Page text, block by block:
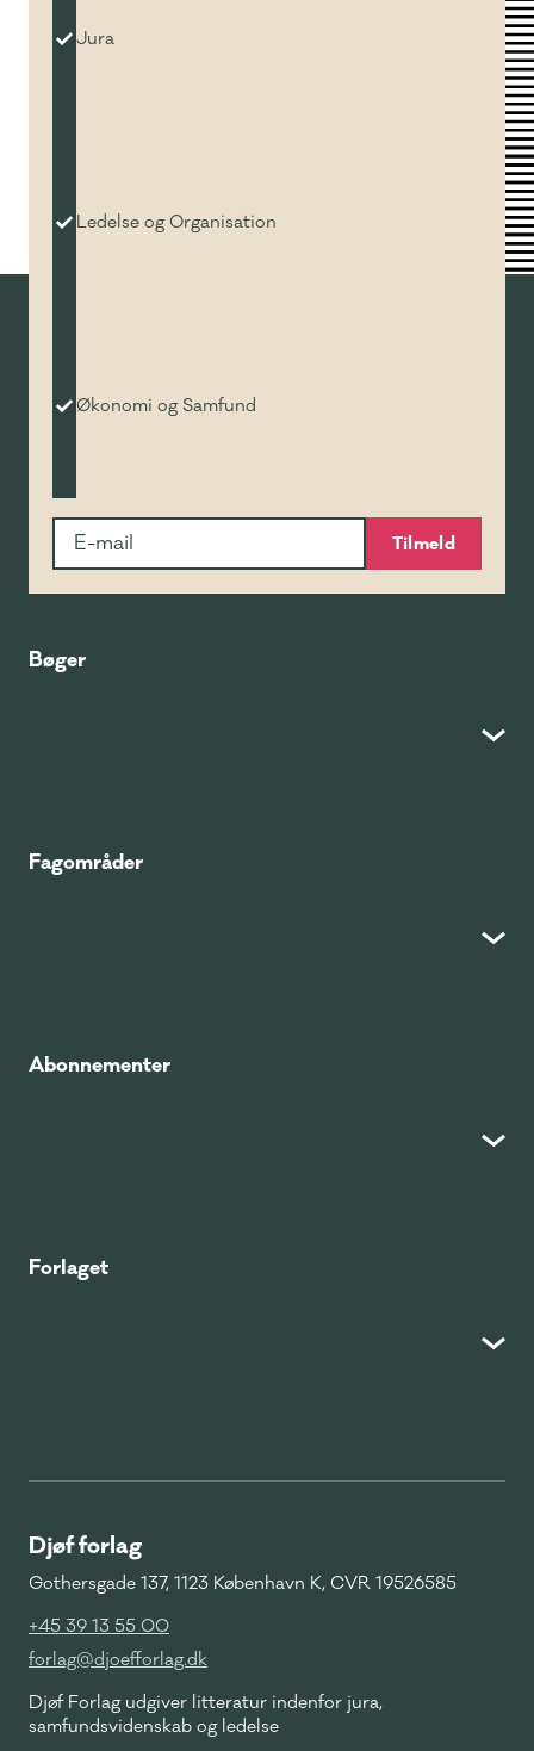
Jura
Ledelse og Organisation
Økonomi og Samfund
Tilmeld
Bøger
Fagområder
Abonnementer
Forlaget
Djøf forlag
Gothersgade 137, 1123 København K, CVR 19526585
+45 39 13 55 00
forlag@djoefforlag.dk
Djøf Forlag udgiver litteratur indenfor jura,
samfundsvidenskab og ledelse